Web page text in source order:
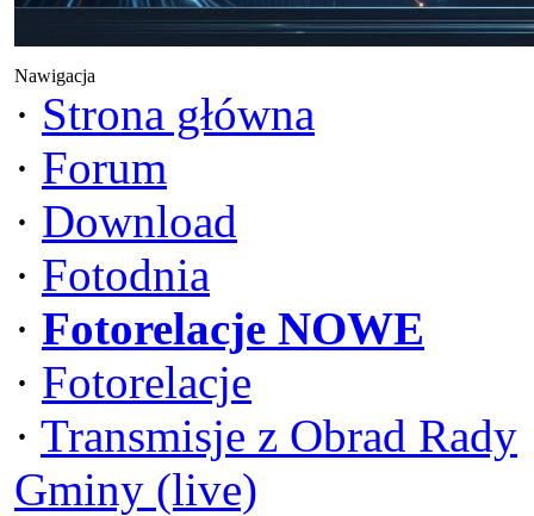
Nawigacja
· Strona główna
· Forum
· Download
· Fotodnia
· Fotorelacje NOWE
· Fotorelacje
· Transmisje z Obrad Rady
Gminy (live)